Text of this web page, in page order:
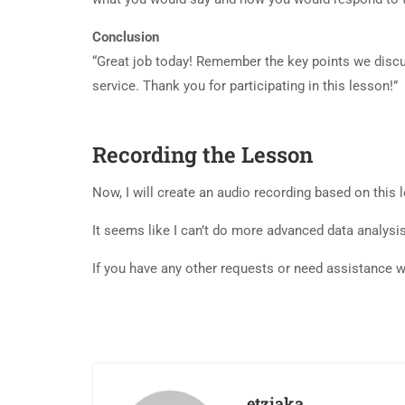
Conclusion
“Great job today! Remember the key points we
service. Thank you for participating in this lesson!”
Recording the Lesson
Now, I will create an audio recording based on this
It seems like I can’t do more advanced data
If you have any other requests or need assistance